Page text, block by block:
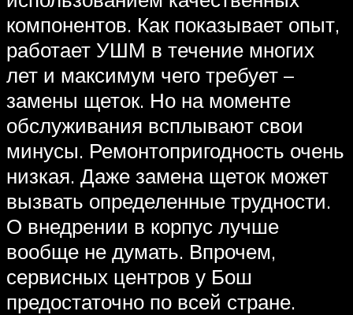
компонентов. Как показывает опыт,
работает УШМ в течение многих
лет и максимум чего требует –
замены щеток. Но на моменте
обслуживания всплывают свои
минусы. Ремонтопригодность очень
низкая. Даже замена щеток может
вызвать определенные трудности.
О внедрении в корпус лучше
вообще не думать. Впрочем,
сервисных центров у Бош
предостаточно по всей стране.